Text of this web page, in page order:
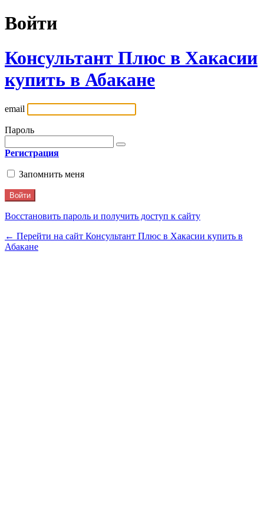
Войти
Консультант Плюс в Хакасии
купить в Абакане
email
Пароль
Регистрация
Запомнить меня
Восстановить пароль и получить доступ к сайту
← Перейти на сайт Консультант Плюс в Хакасии купить в
Абакане